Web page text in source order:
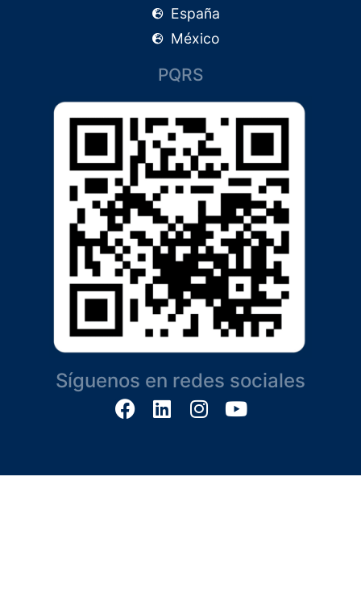
España
México
PQRS
Síguenos en redes sociales